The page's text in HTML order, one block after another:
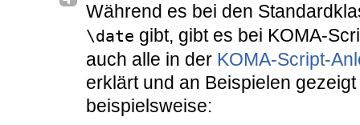
Während es bei den
\date gibt, gibt es bei KOMA-
auch alle in der KOMA-Script-
erklärt und an Beispielen
beispielsweise: